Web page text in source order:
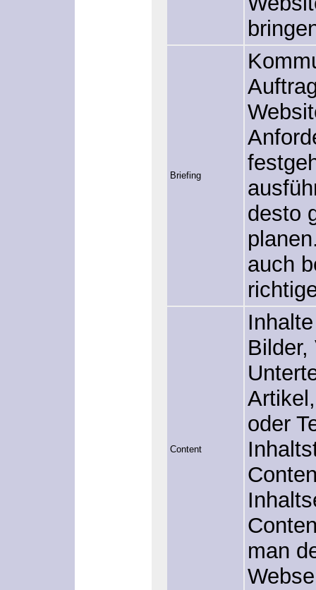
Briefing
desto
auch
Content
Bilder,
oder
man